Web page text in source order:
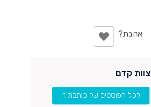
צוות קדם
לכל הפוסטים של כותבת זו